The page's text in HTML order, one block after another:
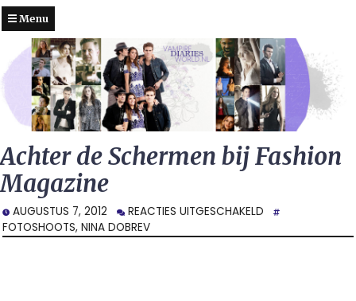
Menu
Achter de Schermen bij Fashion
Magazine
AUGUSTUS 7, 2012 REACTIES UITGESCHAKELD VOOR
DE
FOTOSHOOTS, NINA DOBREV